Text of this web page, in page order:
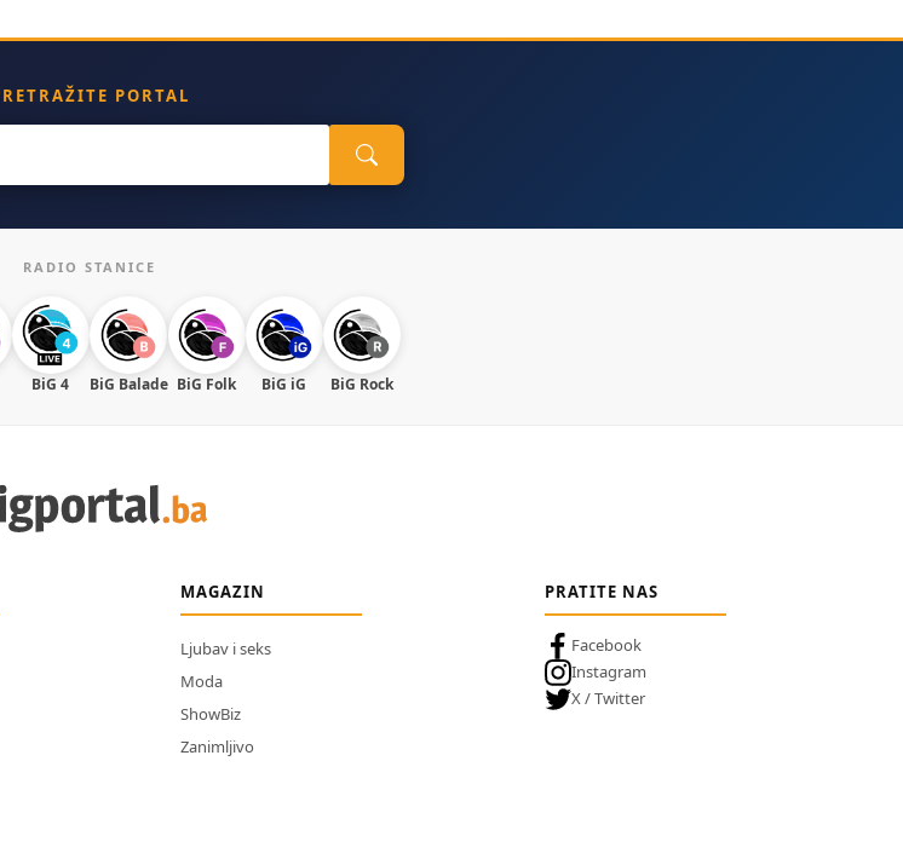
PORTAL
RADIO STANICE
BiG 4 BiG Balade BiG Folk BiG iG BiG Rock
MAGAZIN
Ljubav i seks
Moda
ShowBiz
Zanimljivo
PRATITE NAS
Facebook
Instagram
X / Twitter